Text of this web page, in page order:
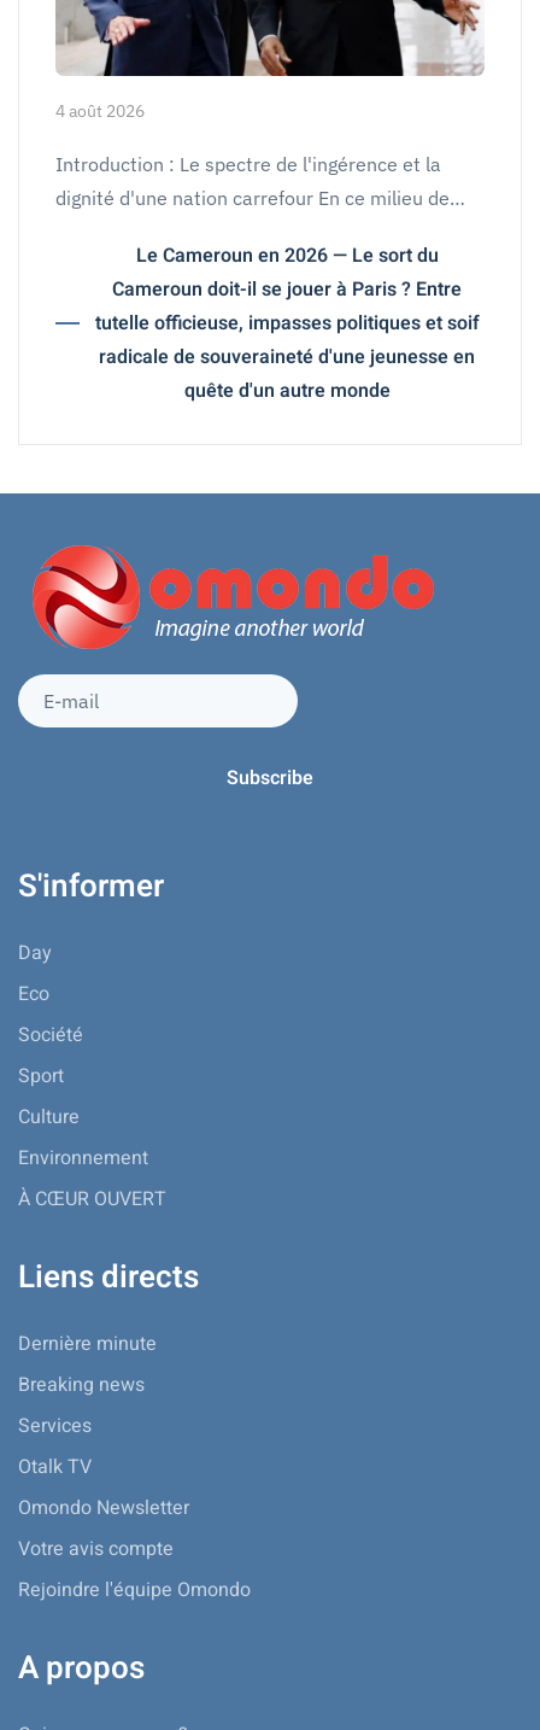
4 août 2026
Introduction : Le spectre de l'ingérence et la
dignité d'une nation carrefour En ce milieu de…
Le Cameroun en 2026 — Le sort du
Cameroun doit-il se jouer à Paris ? Entre
tutelle officieuse, impasses politiques et soif
radicale de souveraineté d'une jeunesse en
quête d'un autre monde
S'informer
Day
Eco
Société
Sport
Culture
Environnement
À CŒUR OUVERT
Liens directs
Dernière minute
Breaking news
Services
Otalk TV
Omondo Newsletter
Votre avis compte
Rejoindre l'équipe Omondo
A propos